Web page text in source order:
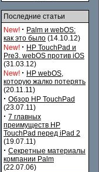
Последние статьи
New! · Palm и webOS:
как это было (14.10.12)
New! · HP TouchPad и
Pre3. webOS против iOS
(31.03.12)
New! · HP webOS,
которую жалко потерять
(20.11.11)
· Обзор HP TouchPad
(23.07.11)
· 7 главных
преимуществ HP
TouchPad перед iPad 2
(19.07.11)
· Секретные материалы
компании Palm
(22.07.06)